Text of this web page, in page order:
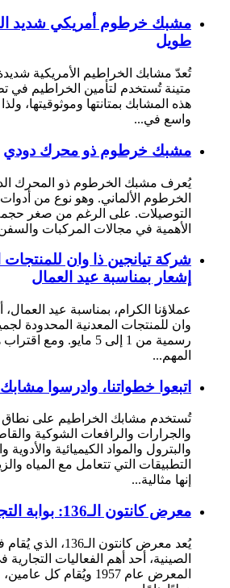
مشبك خرطوم أمريكي شديد
طويل
تُعدّ مشابك الخراطيم الأمريكية
متينة تُستخدم لتأمين الخراطيم في
هذه المشابك بمتانتها وموثوقيتها،
واسع في...
مشبك خرطوم ذو محرك دودي
يُعرف مشبك الخرطوم ذو المحرك
الخرطوم الألماني. وهو نوع من
التوصيلات. على الرغم من صغر حجمه،
الأهمية في مجالات المركبات
شركة تيانجين ذا وان للمنتجات
إشعار بمناسبة عيد العمال
عملاؤنا الكرام، بمناسبة عيد
وان للمنتجات المعدنية المحدودة
رسمية من 1 إلى 5 مايو.
المهم...
اتبعوا خطواتنا، وادرسوا
تُستخدم مشابك الخراطيم على
والجرارات والرافعات الشوكية
والبترول والمواد الكيميائية
التطبيقات التي تتعامل مع المياه
إنها مثالية...
معرض كانتون الـ136: بوابة التجارة العالمية
يُعد معرض كانتون
الصينية، أحد أهم الفعاليات
المعرض عام 1957 ويُقام